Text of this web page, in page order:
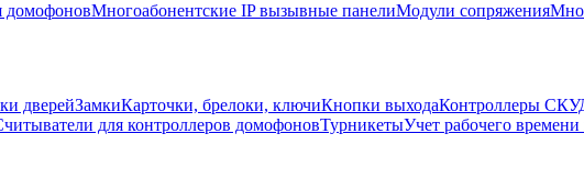
домофоновМногоабонентские IP вызывные панелиМодули сопряжения
дверейЗамкиКарточки, брелоки, ключиКнопки выходаКонтроллеры
для контроллеров домофоновТурникетыУчет рабочего времени